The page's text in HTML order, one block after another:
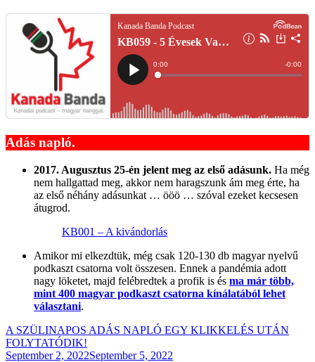
Adás napló.
2017. Augusztus 25-én jelent meg az első adásunk. Ha még
nem hallgattad meg, akkor nem haragszunk ám meg érte, ha
az első néhány adásunkat … ööö … szóval ezeket kecsesen
átugrod.
KB001 – A kivándorlás
Amikor mi elkezdtük, még csak 120-130 db magyar nyelvű
podkaszt csatorna volt összesen. Ennek a pandémia adott
nagy löketet, majd felébredtek a profik is és ma már több,
mint 400 magyar podkaszt csatorna kínálatából lehet
választani.
A SZÜLINAPOS ADÁS NAPLÓ EGY KLIKKELÉS UTÁN
FOLYTATÓDIK!
Posted
September 2, 2022September 5, 2022